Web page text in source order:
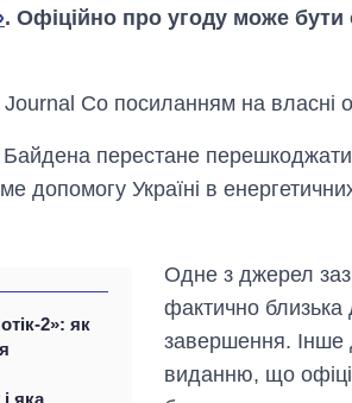
. Офіційно про угоду може
Co посиланням на власні
Байдена перестане
допомогу Україні в
2»: як
яка
Одне з джерел
фактично близька
завершення. Інше
виданню, що